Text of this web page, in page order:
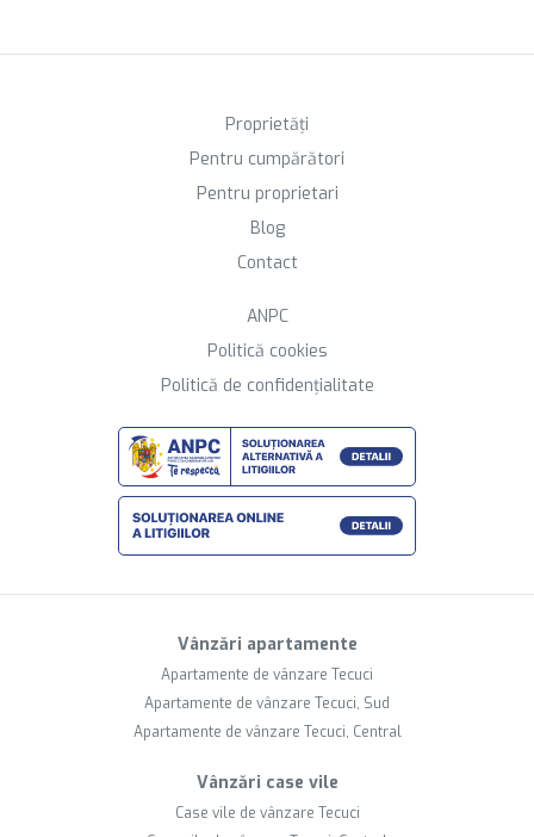
Proprietăți
Pentru cumpărători
Pentru proprietari
Blog
Contact
ANPC
Politică cookies
Politică de confidențialitate
Vânzări apartamente
Apartamente de vânzare Tecuci
Apartamente de vânzare Tecuci, Sud
Apartamente de vânzare Tecuci, Central
Vânzări case vile
Case vile de vânzare Tecuci